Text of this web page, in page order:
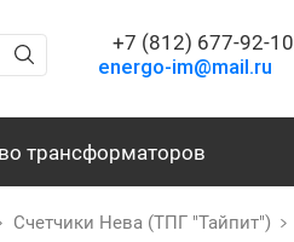
+7 (812) 677-92-10
energo-im@mail.ru
трансформаторов
Счетчики Нева (ТПГ "Тайпит")